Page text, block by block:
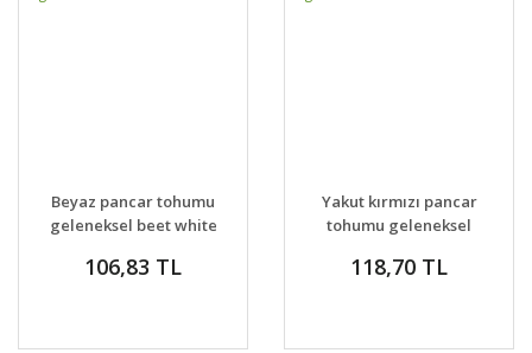
Beyaz pancar tohumu
geleneksel beet white
106,83 TL
Yakut kırmızı pancar
tohumu geleneksel
vulgaris
118,70 TL